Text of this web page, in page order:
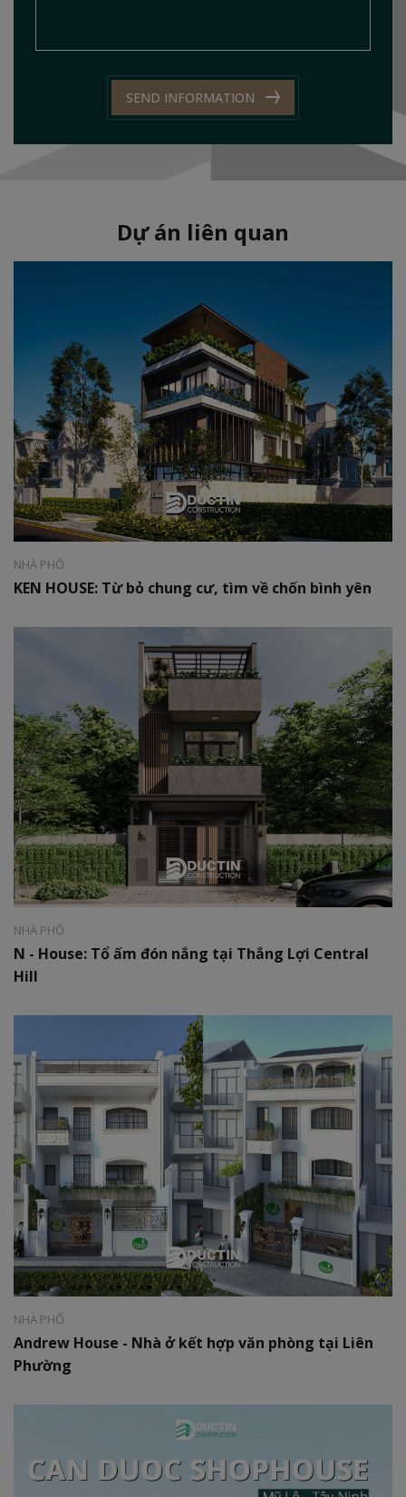
SEND INFORMATION
Dự án liên quan
Phong cách:
Hiện đại
Diện tích:180m2
NHÀ PHỐ
KEN HOUSE: Từ bỏ chung cư, tìm về chốn bình yên
Phong cách:Hiện đại
Diện tích:180m2
NHÀ PHỐ
N - House: Tổ ấm đón nắng tại Thắng Lợi Central
Hill
Phong cách:Hiện đại
Diện tích:180m2
NHÀ PHỐ
Andrew House - Nhà ở kết hợp văn phòng tại Liên
Phường